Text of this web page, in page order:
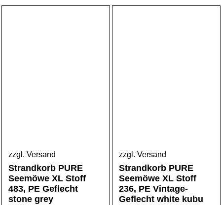
zzgl. Versand
Strandkorb PURE
Seemöwe XL Stoff
483, PE Geflecht
stone grey
zzgl. Versand
Strandkorb PURE
Seemöwe XL Stoff
236, PE Vintage-
Geflecht white kubu